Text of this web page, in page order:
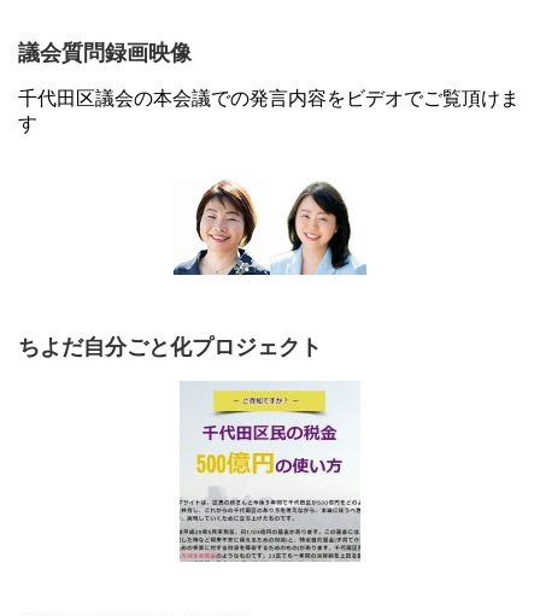
議会質問録画映像
千代田区議会の本会議での発言内容をビデオでご覧頂けま
す
ちよだ自分ごと化プロジェクト